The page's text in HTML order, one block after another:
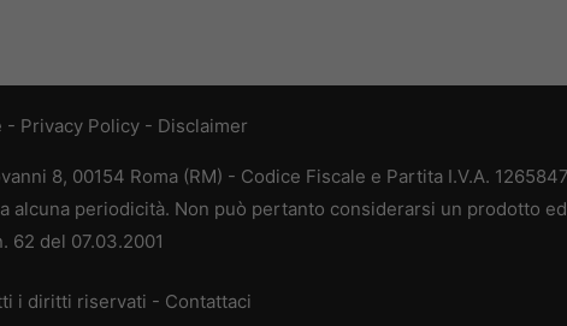
- Privacy Policy - Disclaimer
8, 00154 Roma (RM) - Codice Fiscale e Partita I.V.A.
periodicità. Non può pertanto considerarsi un prodotto
62 del 07.03.2001
i diritti riservati - Contattaci